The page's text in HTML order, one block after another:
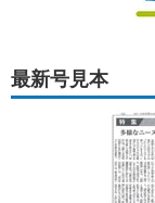
最新号見本